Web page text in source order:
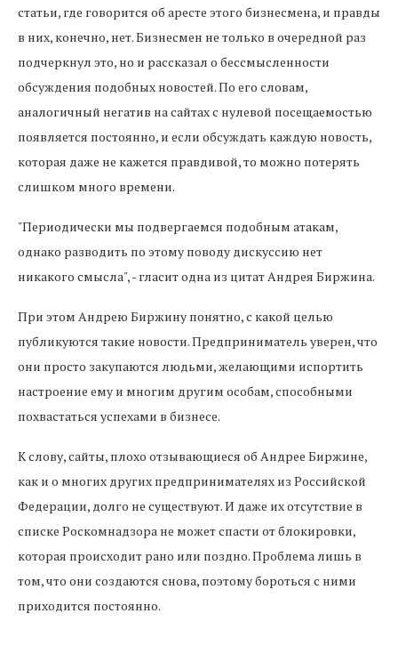
статьи, где говорится об аресте этого бизнесмена, и правды
в них, конечно, нет. Бизнесмен не только в очередной раз
подчеркнул это, но и рассказал о бессмысленности
обсуждения подобных новостей. По его словам,
аналогичный негатив на сайтах с нулевой посещаемостью
появляется постоянно, и если обсуждать каждую новость,
которая даже не кажется правдивой, то можно потерять
слишком много времени.
"Периодически мы подвергаемся подобным атакам,
однако разводить по этому поводу дискуссию нет
никакого смысла", - гласит одна из цитат Андрея Биржина.
При этом Андрею Биржину понятно, с какой целью
публикуются такие новости. Предприниматель уверен, что
они просто закупаются людьми, желающими испортить
настроение ему и многим другим особам, способными
похвастаться успехами в бизнесе.
К слову, сайты, плохо отзывающиеся об Андрее Биржине,
как и о многих других предпринимателях из Российской
Федерации, долго не существуют. И даже их отсутствие в
списке Роскомнадзора не может спасти от блокировки,
которая происходит рано или поздно. Проблема лишь в
том, что они создаются снова, поэтому бороться с ними
приходится постоянно.